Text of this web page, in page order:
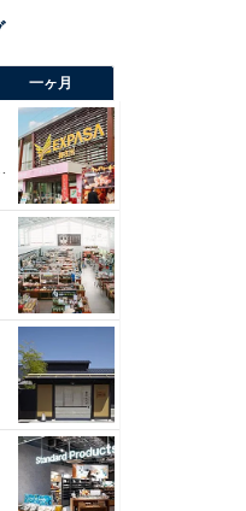
一ヶ月